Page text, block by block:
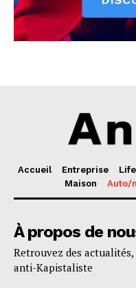
Accueil Entreprise
Maison
Auto/
À propos de
Retrouvez des
anti-Kapistaliste